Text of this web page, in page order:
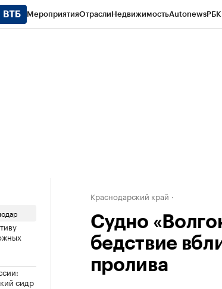
МероприятияОтраслиНедвижимостьAutonews
сидр
Краснодарский край
Судно
бедствие
пролива